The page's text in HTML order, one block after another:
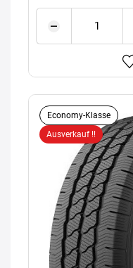
Economy-Klasse
Ausverkauf !!